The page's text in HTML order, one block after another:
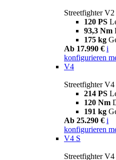
Streetfighter V2
120 PS
93,3 Nm
175 kg
Ab 17.990 € i
konfigurieren
V4
Streetfighter V4
214 PS
120 Nm
191 kg
Ab 25.290 € i
konfigurieren
V4 S
Streetfighter V4